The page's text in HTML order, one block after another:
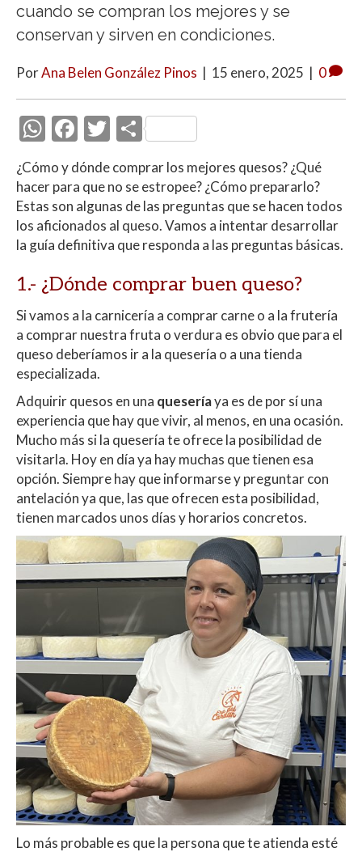
cuando se compran los mejores y se
conservan y sirven en condiciones.
PorAna Belen González Pinos | 15 enero, 2025 | 0
W
at
s
A
p
p
F
ac
e
b
o
o
k
T
itt
er
C
m
p
ar
ti
r
¿Cómo y dónde comprar los mejores quesos? ¿Qué
hacer para que no se estropee? ¿Cómo prepararlo?
Estas son algunas de las preguntas que se hacen todos
los aficionados al queso. Vamos a intentar desarrollar
la guía definitiva que responda a las preguntas básicas.
1.- ¿Dónde comprar buen queso?
Si vamos a la carnicería a comprar carne o a la frutería
a comprar nuestra fruta o verdura es obvio que para el
queso deberíamos ir a la quesería o a una tienda
especializada.
Adquirir quesos en una queseríaya es de por sí una
experiencia que hay que vivir, al menos, en una ocasión.
Mucho más si la quesería te ofrece la posibilidad de
visitarla. Hoy en día ya hay muchas que tienen esa
opción. Siempre hay que informarse y preguntar con
antelación ya que, las que ofrecen esta posibilidad,
tienen marcados unos días y horarios concretos.
Lo más probable es que la persona que te atienda esté